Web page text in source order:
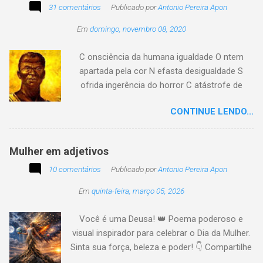
com o passar... Eu tenho aprendido:
31 comentários Publicado porAntonio Pereira Apon
Em domingo, novembro 08, 2020
C onsciência da humana igualdade O ntem
apartada pela cor N efasta desigualdade S
ofrida ingerência do horror C atástrofe de
tempo o preito N egritude sempre linda C ultura
multicolor I rmanados na cidadania A gentes
CONTINUE LENDO...
Mulher em adjetivos
10 comentários Publicado porAntonio Pereira Apon
Em quinta-feira, março 05, 2026
Você é uma Deusa! 👑 Poema poderoso e
visual inspirador para celebrar o Dia da Mulher.
Sinta sua força, beleza e poder! 👇 Compartilhe